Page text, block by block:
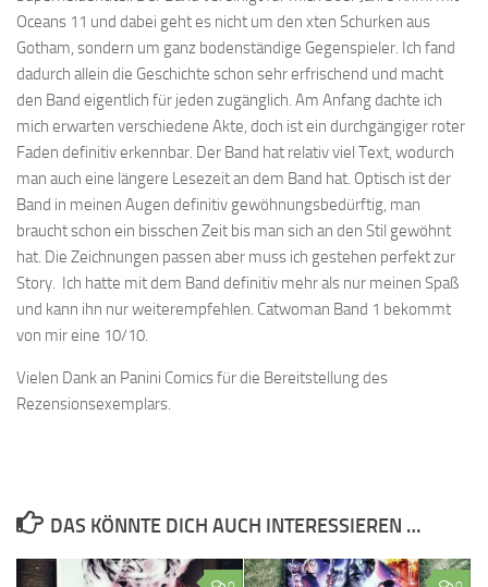
Oceans 11 und dabei geht es nicht um den xten Schurken aus
Gotham, sondern um ganz bodenständige Gegenspieler. Ich fand
dadurch allein die Geschichte schon sehr erfrischend und macht
den Band eigentlich für jeden zugänglich. Am Anfang dachte ich
mich erwarten verschiedene Akte, doch ist ein durchgängiger roter
Faden definitiv erkennbar. Der Band hat relativ viel Text, wodurch
man auch eine längere Lesezeit an dem Band hat. Optisch ist der
Band in meinen Augen definitiv gewöhnungsbedürftig, man
braucht schon ein bisschen Zeit bis man sich an den Stil gewöhnt
hat. Die Zeichnungen passen aber muss ich gestehen perfekt zur
Story. Ich hatte mit dem Band definitiv mehr als nur meinen Spaß
und kann ihn nur weiterempfehlen. Catwoman Band 1 bekommt
von mir eine 10/10.
Vielen Dank an Panini Comics für die Bereitstellung des
Rezensionsexemplars.
DAS KÖNNTE DICH AUCH INTERESSIEREN …